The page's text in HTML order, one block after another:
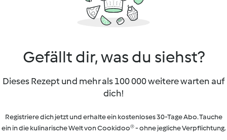
Gefällt dir, was du siehst?
Dieses Rezept und mehr als 100 000 weitere warten auf
dich!
Registriere dich jetzt und erhalte ein kostenloses 30-Tage Abo. Tauche
ein in die kulinarische Welt von Cookidoo® - ohne jegliche Verpflichtung.